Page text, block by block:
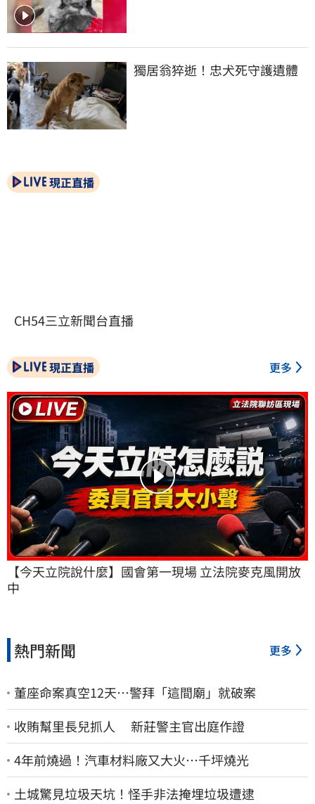
獨居翁猝逝！忠犬死守護遺體
現正直播
CH54三立新聞台直播
現正直播 更多
【今天立院說什麼】國會第一現場 立法院麥克風開放
中
熱門新聞 更多
董座命案真空12天…警拜「這間廟」就破案
收賄幫里長兒抓人 新莊警主官出庭作證
4年前燒過！汽車材料廠又大火…千坪燒光
土城驚見垃圾天坑！怪手非法掩埋垃圾遭逮